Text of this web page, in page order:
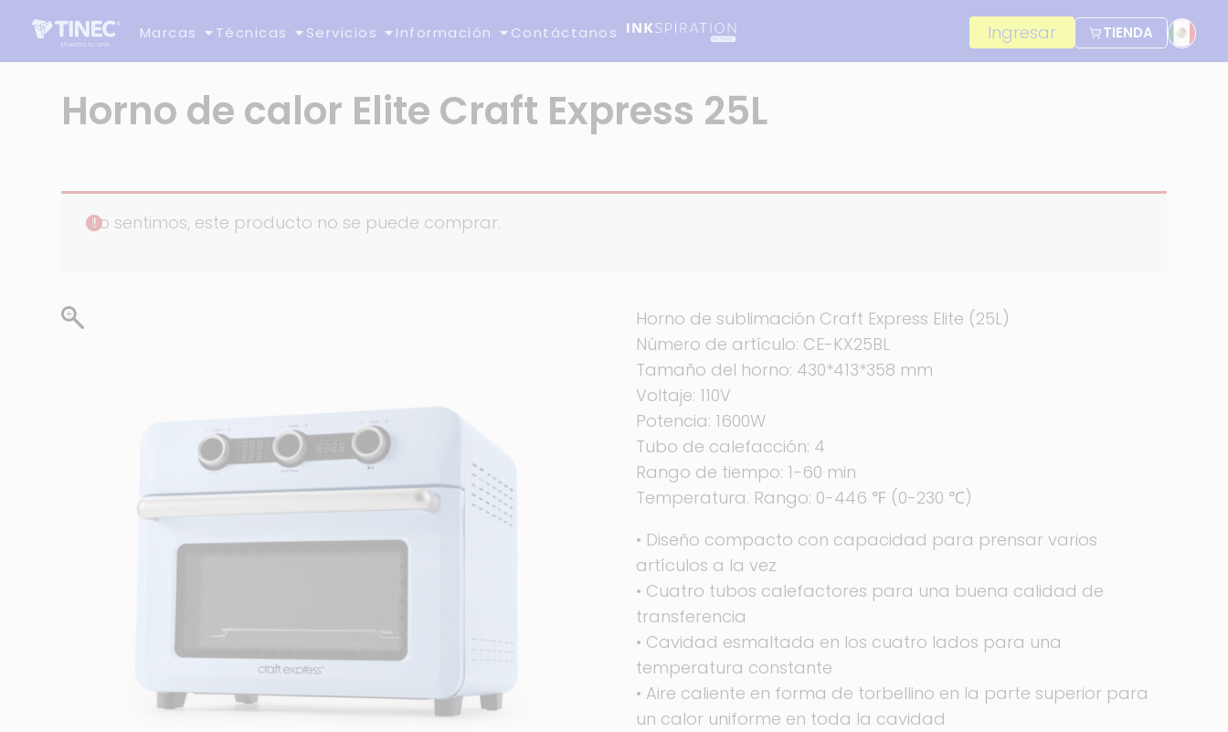
Marcas Técnicas Servicios Información Contáctanos Ingresar TIENDA
Horno de calor Elite Craft Express 25L
Lo sentimos, este producto no se puede comprar.
Horno de sublimación Craft Express Elite (25L)
Número de artículo: CE-KX25BL
Tamaño del horno: 430*413*358 mm
Voltaje: 110V
Potencia: 1600W
Tubo de calefacción: 4
Rango de tiempo: 1-60 min
Temperatura. Rango: 0-446 ℉ (0-230 ℃)
• Diseño compacto con capacidad para prensar varios
artículos a la vez
• Cuatro tubos calefactores para una buena calidad de
transferencia
• Cavidad esmaltada en los cuatro lados para una
temperatura constante
• Aire caliente en forma de torbellino en la parte superior para
un calor uniforme en toda la cavidad